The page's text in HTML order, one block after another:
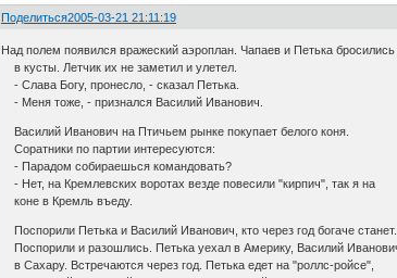
Поделиться2005-03-21 21:11:19
Над полем появился вражеский аэроплан. Чапаев и Петька бросились
в кусты. Летчик их не заметил и улетел.
- Слава Богу, пронесло, - сказал Петька.
- Меня тоже, - признался Василий Иванович.
Василий Иванович на Птичьем рынке покупает белого коня.
Соратники по партии интересуются:
- Парадом собираешься командовать?
- Нет, на Кремлевских воротах везде повесили "кирпич", так я на
коне в Кремль въеду.
Поспорили Петька и Василий Иванович, кто через год богаче станет.
Поспорили и разошлись. Петька уехал в Америку, Василий
в Сахару. Встречаются через год. Петька едет на "роллс-ройсе",